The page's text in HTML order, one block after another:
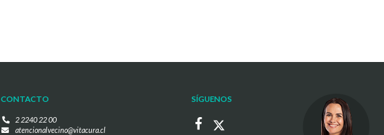
CONTACTO
2 2240 22 00
atencionalvecino@vitacura.cl
SÍGUENOS